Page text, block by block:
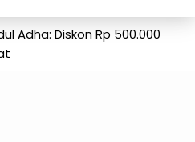
Adha: Diskon Rp 500.000